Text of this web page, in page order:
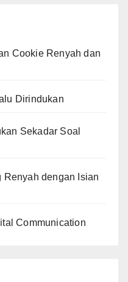
Cookie Renyah dan
Dirindukan
Sekadar Soal
Renyah dengan Isian
Communication